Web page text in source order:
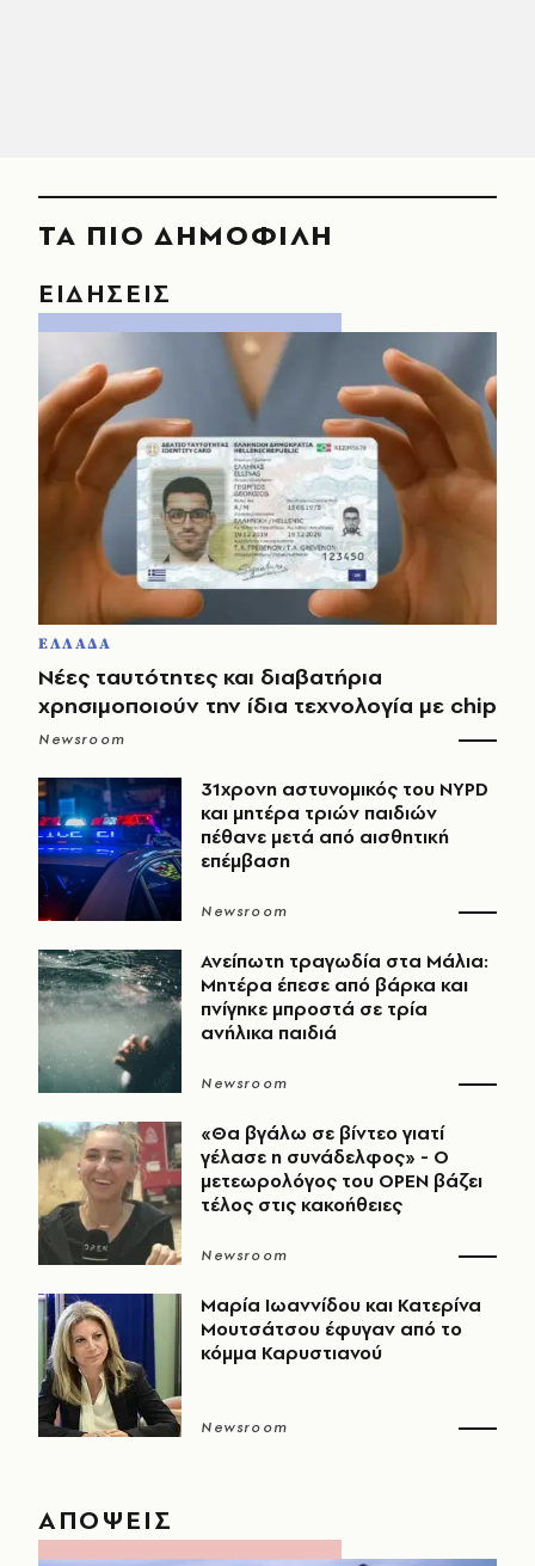
ΤΑ ΠΙΟ ΔΗΜΟΦΙΛΗ
ΕΙΔΗΣΕΙΣ
ΕΛΛΑΔΑ
Νέες ταυτότητες και διαβατήρια
χρησιμοποιούν την ίδια τεχνολογία με chip
Newsroom
31χρονη αστυνομικός του NYPD
και μητέρα τριών παιδιών
πέθανε μετά από αισθητική
επέμβαση
Newsroom
Ανείπωτη τραγωδία στα Μάλια:
Μητέρα έπεσε από βάρκα και
πνίγηκε μπροστά σε τρία
ανήλικα παιδιά
Newsroom
«Θα βγάλω σε βίντεο γιατί
γέλασε η συνάδελφος» - Ο
μετεωρολόγος του OPEN βάζει
τέλος στις κακοήθειες
Newsroom
Μαρία Ιωαννίδου και Κατερίνα
Μουτσάτσου έφυγαν από το
κόμμα Καρυστιανού
Newsroom
ΑΠΟΨΕΙΣ